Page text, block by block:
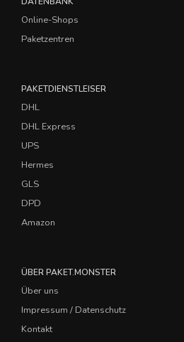
Online-Shops
Paketzentren
PAKETDIENSTLEISER
DHL
DHL Express
UPS
Hermes
GLS
DPD
Amazon
ÜBER PAKET.MONSTER
Über uns
Impressum / Datenschutz
Kontakt